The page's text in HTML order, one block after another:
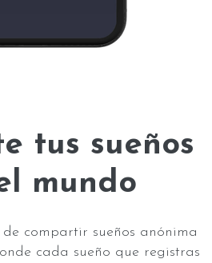
tus sueños
mundo
compartir sueños anónima
cada sueño que registras